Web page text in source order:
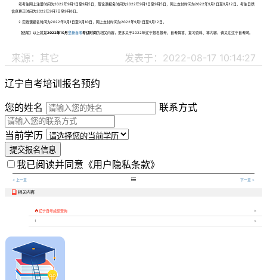
老考生网上注册时间为2022年9月1日至9月5日，理论课报名时间为2022年9月1日至9月5日，网上支付时间为2022年9月1日至9月12日。考生自然
信息更正时间为2022年9月7日至9月8日。
2.实践课报名时间为2022年9月1日至9月10日，网上支付时间为2022年9月1日至9月12日。
【结尾】以上就是2022年10月 阜新自考考试时间的相关内容，更多关于2022年辽宁报名报考、自考解答、复习资料、等内容，请关注辽宁自考网。
来源：其它 发表于：2022-08-17 10:14:27
辽宁自考培训报名预约
您的姓名
联系方式
当前学历
提交报名信息
我已阅读并同意 《用户隐私条款》
< 上一章  下一章 >
 相关内容
辽宁自考成绩查询
1